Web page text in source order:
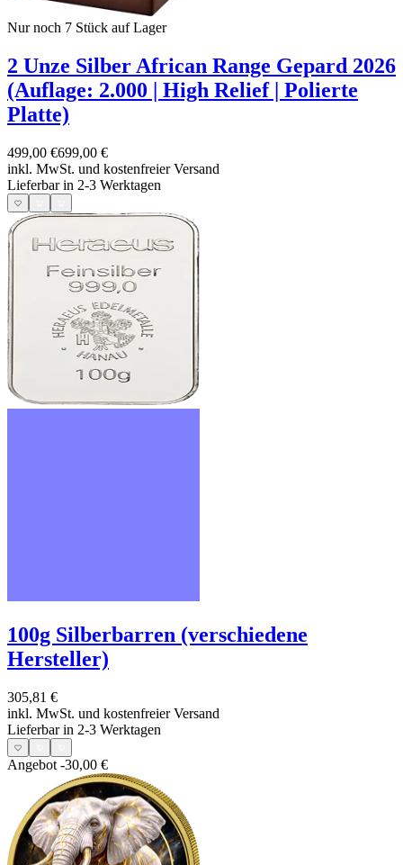
Nur noch 7 Stück auf Lager
2 Unze Silber African Range Gepard 2026
(Auflage: 2.000 | High Relief | Polierte
Platte)
499,00 €699,00 €
inkl. MwSt. und kostenfreier Versand
Lieferbar in 2-3 Werktagen
100g Silberbarren (verschiedene
Hersteller)
305,81 €
inkl. MwSt. und kostenfreier Versand
Lieferbar in 2-3 Werktagen
Angebot -30,00 €